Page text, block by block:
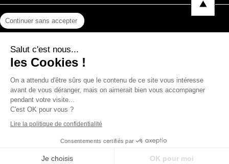
Protection des données
Photos, Vidéos & Catalogues
Continuer sans accepter
Salut c'est nous...
les Cookies !
On a attendu d'être sûrs que le contenu de ce site vous intéresse
avant de vous déranger, mais on aimerait bien vous accompagner
pendant votre visite...
C'est OK pour vous ?
Lire la politique de confidentialité
Consentements certifiés par
Je choisis OK pour moi